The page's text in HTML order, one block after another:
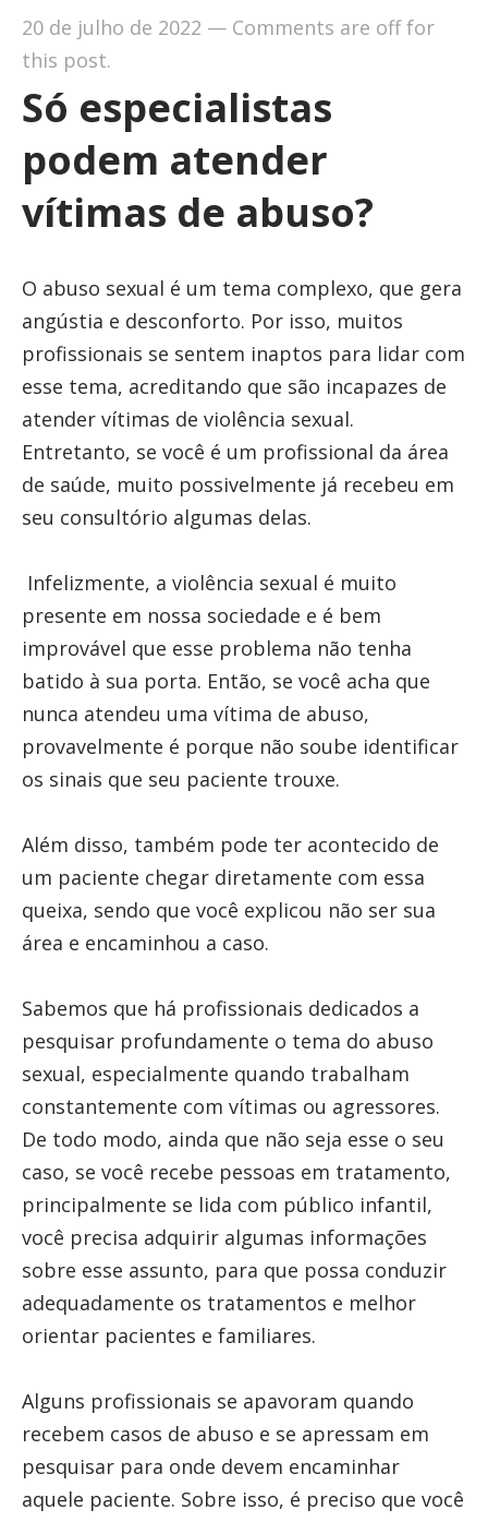
20 de julho de 2022 — Comments are off for
this post.
Só especialistas
podem atender
vítimas de abuso?
O abuso sexual é um tema complexo, que gera
angústia e desconforto. Por isso, muitos
profissionais se sentem inaptos para lidar com
esse tema, acreditando que são incapazes de
atender vítimas de violência sexual.
Entretanto, se você é um profissional da área
de saúde, muito possivelmente já recebeu em
seu consultório algumas delas.
Infelizmente, a violência sexual é muito
presente em nossa sociedade e é bem
improvável que esse problema não tenha
batido à sua porta. Então, se você acha que
nunca atendeu uma vítima de abuso,
provavelmente é porque não soube identificar
os sinais que seu paciente trouxe.
Além disso, também pode ter acontecido de
um paciente chegar diretamente com essa
queixa, sendo que você explicou não ser sua
área e encaminhou a caso.
Sabemos que há profissionais dedicados a
pesquisar profundamente o tema do abuso
sexual, especialmente quando trabalham
constantemente com vítimas ou agressores.
De todo modo, ainda que não seja esse o seu
caso, se você recebe pessoas em tratamento,
principalmente se lida com público infantil,
você precisa adquirir algumas informações
sobre esse assunto, para que possa conduzir
adequadamente os tratamentos e melhor
orientar pacientes e familiares.
Alguns profissionais se apavoram quando
recebem casos de abuso e se apressam em
pesquisar para onde devem encaminhar
aquele paciente. Sobre isso, é preciso que você